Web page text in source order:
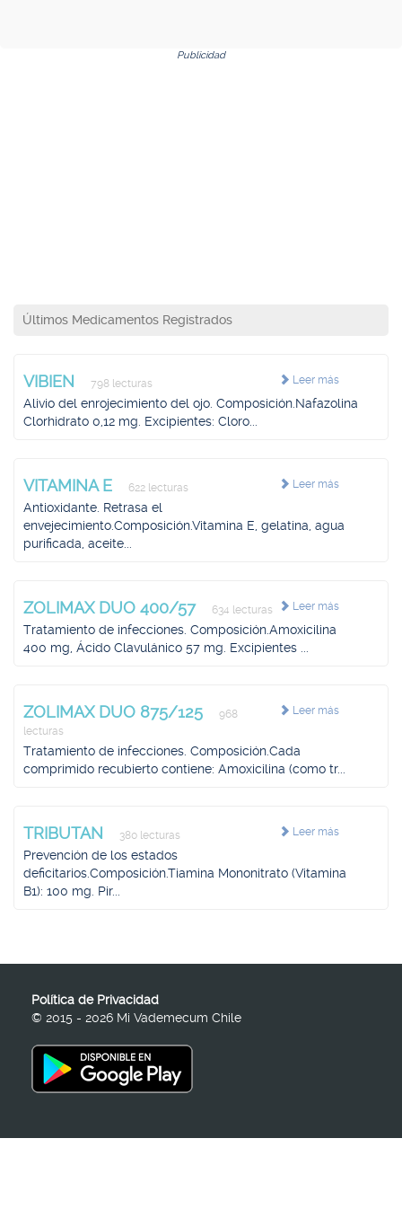
Publicidad
Últimos Medicamentos Registrados
Leer más
VIBIEN 798 lecturas
Alivio del enrojecimiento del ojo. Composición.Nafazolina
Clorhidrato 0,12 mg. Excipientes: Cloro...
Leer más
VITAMINA E 622 lecturas
Antioxidante. Retrasa el
envejecimiento.Composición.Vitamina E, gelatina, agua
purificada, aceite...
Leer más
ZOLIMAX DUO 400/57 634 lecturas
Tratamiento de infecciones. Composición.Amoxicilina
400 mg, Ácido Clavulánico 57 mg. Excipientes ...
Leer más
ZOLIMAX DUO 875/125
968
lecturas
Tratamiento de infecciones. Composición.Cada
comprimido recubierto contiene: Amoxicilina (como tr...
Leer más
TRIBUTAN 380 lecturas
Prevención de los estados
deficitarios.Composición.Tiamina Mononitrato (Vitamina
B1): 100 mg. Pir...
Política de Privacidad
© 2015 - 2026 Mi Vademecum Chile